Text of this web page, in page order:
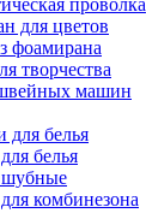
для цветов
фоамирана
творчества
машин
для белья
белья
комбинезона